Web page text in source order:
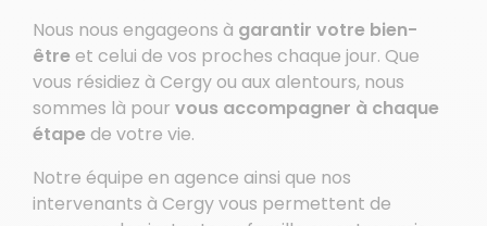
Nous nous engageons à garantir votre bien-
être et celui de vos proches chaque jour. Que
vous résidiez à Cergy ou aux alentours, nous
sommes là pour vous accompagner à chaque
étape de votre vie.
Notre équipe en agence ainsi que nos
intervenants à Cergy vous permettent de